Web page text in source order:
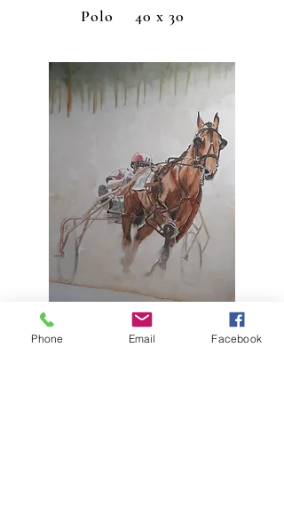
Polo 40 x 30
Hippique 40 x 30
Phone Email Facebook